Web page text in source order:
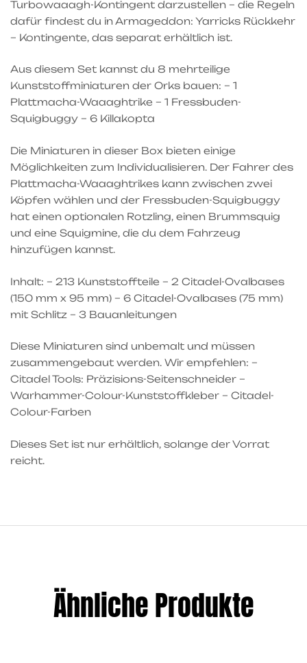
Turbowaaagh-Kontingent darzustellen – die Regeln
dafür findest du in Armageddon: Yarricks Rückkehr
– Kontingente, das separat erhältlich ist.
Aus diesem Set kannst du 8 mehrteilige
Kunststoffminiaturen der Orks bauen: – 1
Plattmacha-Waaaghtrike – 1 Fressbuden-
Squigbuggy – 6 Killakopta
Die Miniaturen in dieser Box bieten einige
Möglichkeiten zum Individualisieren. Der Fahrer des
Plattmacha-Waaaghtrikes kann zwischen zwei
Köpfen wählen und der Fressbuden-Squigbuggy
hat einen optionalen Rotzling, einen Brummsquig
und eine Squigmine, die du dem Fahrzeug
hinzufügen kannst.
Inhalt: – 213 Kunststoffteile – 2 Citadel-Ovalbases
(150 mm x 95 mm) – 6 Citadel-Ovalbases (75 mm)
mit Schlitz – 3 Bauanleitungen
Diese Miniaturen sind unbemalt und müssen
zusammengebaut werden. Wir empfehlen: –
Citadel Tools: Präzisions-Seitenschneider –
Warhammer-Colour-Kunststoffkleber – Citadel-
Colour-Farben
Dieses Set ist nur erhältlich, solange der Vorrat
reicht.
Ähnliche Produkte